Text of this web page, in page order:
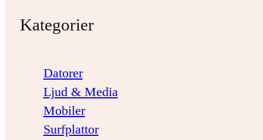
Kategorier
Datorer
Ljud & Media
Mobiler
Surfplattor